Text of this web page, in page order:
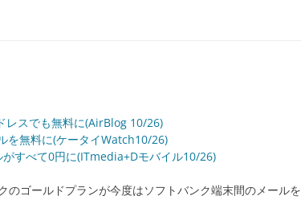
レスでも無料に(AirBlog 10/26)
を無料に(ケータイWatch10/26)
すべて0円に(ITmedia+Dモバイル10/26)
のゴールドプランが今度はソフトバンク端末間のメールを